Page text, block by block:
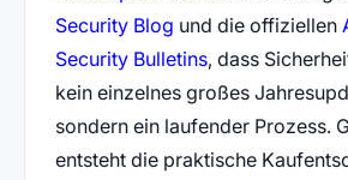
Security Blog und die offiziellen
Security Bulletins, dass
kein einzelnes großes
sondern ein laufender Prozess.
entsteht die praktische